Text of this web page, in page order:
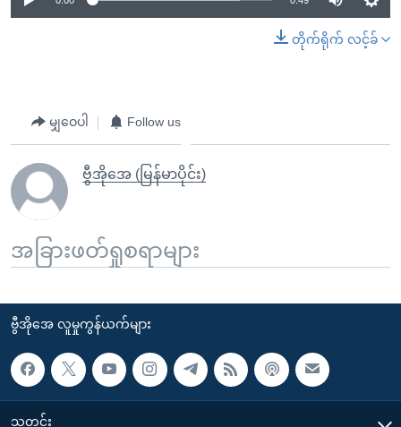
တိုက်ရိုက် လင့်ခ်
မျှဝေပါ Follow us
ဗွီအိုအေ (မြန်မာပိုင်း)
အခြားဖတ်ရှုစရာများ
ဗွီအိုအေ လူမှုကွန်ယက်များ
သတင်း